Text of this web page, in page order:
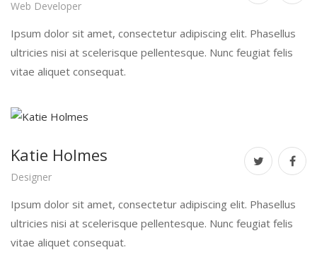
Web Developer
Ipsum dolor sit amet, consectetur adipiscing elit. Phasellus
ultricies nisi at scelerisque pellentesque. Nunc feugiat felis
vitae aliquet consequat.
Katie Holmes
Designer
Ipsum dolor sit amet, consectetur adipiscing elit. Phasellus
ultricies nisi at scelerisque pellentesque. Nunc feugiat felis
vitae aliquet consequat.